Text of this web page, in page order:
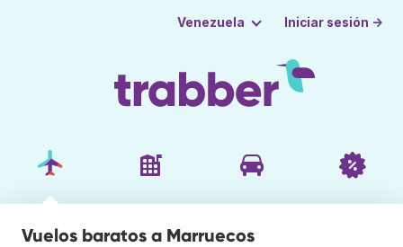
Venezuela Iniciar sesión →
Vuelos baratos a Marruecos